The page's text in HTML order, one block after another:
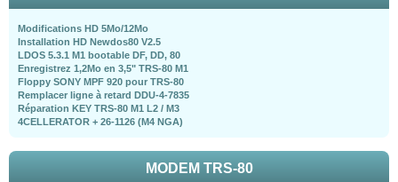
Modifications HD 5Mo/12Mo
Installation HD Newdos80 V2.5
LDOS 5.3.1 M1 bootable DF, DD, 80
Enregistrez 1,2Mo en 3,5" TRS-80 M1
Floppy SONY MPF 920 pour TRS-80
Remplacer ligne à retard DDU-4-7835
Réparation KEY TRS-80 M1 L2 / M3
4CELLERATOR + 26-1126 (M4 NGA)
MODEM TRS-80